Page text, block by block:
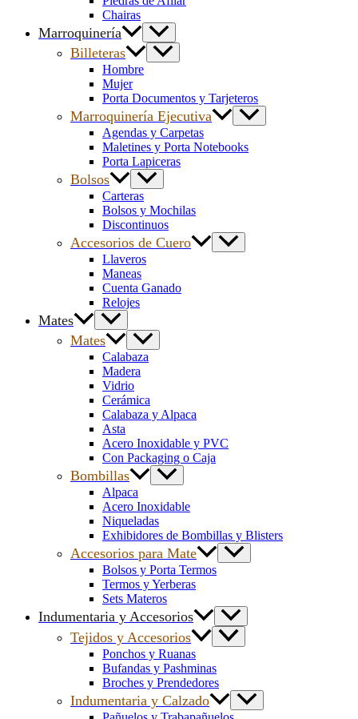
Chairas
Marroquinería
Billeteras
Hombre
Mujer
Porta Documentos y Tarjeteros
Marroquinería Ejecutiva
Agendas y Carpetas
Maletines y Porta Notebooks
Porta Lapiceras
Bolsos
Carteras
Bolsos y Mochilas
Discontinuos
Accesorios de Cuero
Llaveros
Maneas
Cuenta Ganado
Relojes
Mates
Mates
Calabaza
Madera
Vidrio
Cerámica
Calabaza y Alpaca
Asta
Acero Inoxidable y PVC
Con Packaging o Caja
Bombillas
Alpaca
Acero Inoxidable
Niqueladas
Exhibidores de Bombillas y Blisters
Accesorios para Mate
Bolsos y Porta Termos
Termos y Yerberas
Sets Materos
Indumentaria y Accesorios
Tejidos y Accesorios
Ponchos y Ruanas
Bufandas y Pashminas
Broches y Prendedores
Indumentaria y Calzado